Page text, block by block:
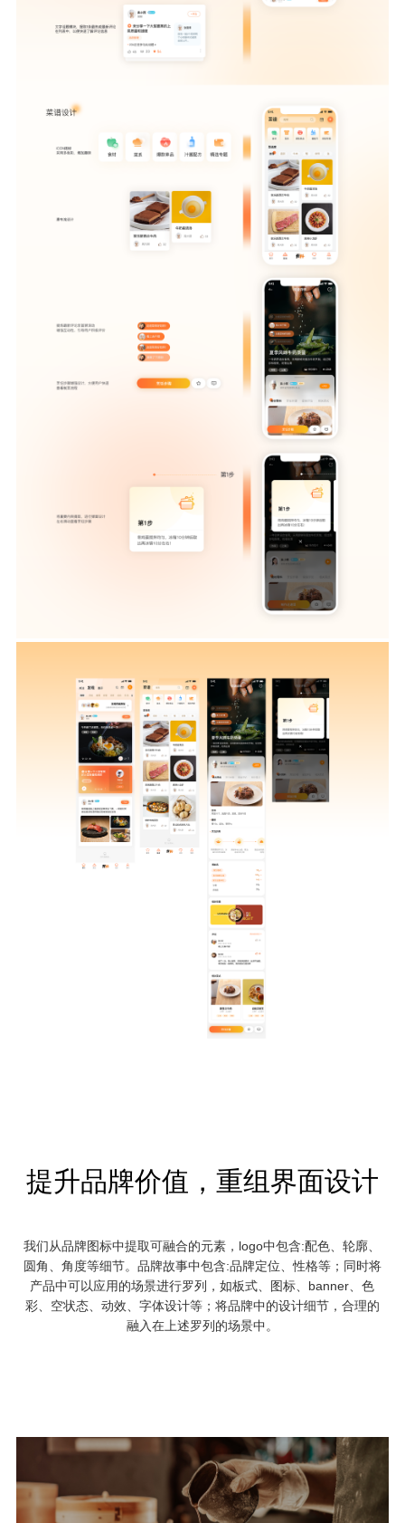
提升品牌价值，重组界面设计
我们从品牌图标中提取可融合的元素，logo中包含:配色、轮廓、
圆角、角度等细节。品牌故事中包含:品牌定位、性格等；同时将
产品中可以应用的场景进行罗列，如板式、图标、banner、色
彩、空状态、动效、字体设计等；将品牌中的设计细节，合理的
融入在上述罗列的场景中。